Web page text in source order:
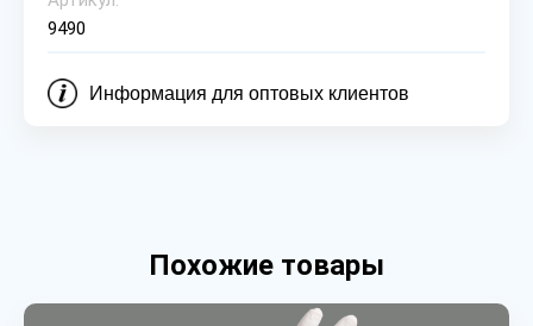
9490
Информация для оптовых клиентов
Похожие товары